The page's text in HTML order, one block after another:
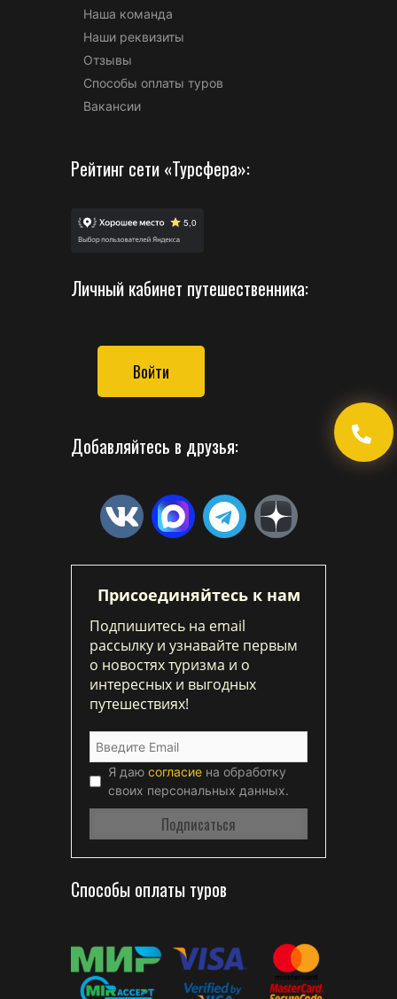
Наша команда
Наши реквизиты
Отзывы
Способы оплаты туров
Вакансии
Рейтинг сети «Турсфера»:
Личный кабинет путешественника:
Войти
Добавляйтесь в друзья:
Присоединяйтесь к нам
Подпишитесь на email
рассылку и узнавайте первым
о новостях туризма и о
интересных и выгодных
путешествиях!
Я даю согласие на обработку
своих персональных данных.
Способы оплаты туров